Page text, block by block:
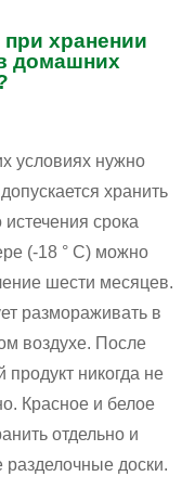
хранении
домашних
условиях нужно
хранить
срока
(-18 ° C) можно
шести месяцев.
размораживать в
воздухе. После
никогда не
Красное и белое
отдельно и
разделочные доски.